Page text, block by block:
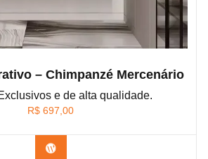
– Chimpanzé Mercenário
e de alta qualidade.
R$ 697,00
Confira os modelos